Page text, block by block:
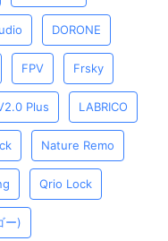
DORONE
FPV Frsky
Plus LABRICO
Nature Remo
Qrio Lock
ー)